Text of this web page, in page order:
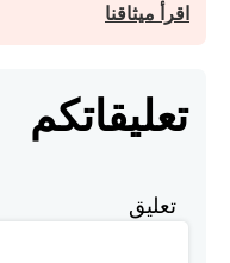
اقرأ ميثاقنا
تعليقاتكم
تعليق